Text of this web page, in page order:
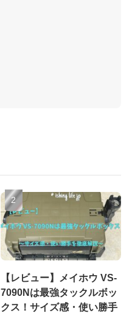
【レビュー】メイホウ VS-
7090Nは最強タックルボッ
クス！サイズ感・使い勝手